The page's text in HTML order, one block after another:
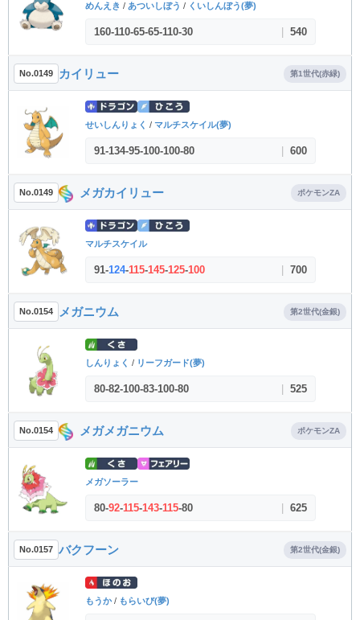
めんえき / あついしぼう / くいしんぼう(夢)
160-110-65-65-110-30 540
No.0149 カイリュー 第1世代(赤緑)
せいしんりょく / マルチスケイル(夢)
91-134-95-100-100-80 600
No.0149 メガカイリュー ポケモンZA
マルチスケイル
91-124-115-145-125-100 700
No.0154 メガニウム 第2世代(金銀)
しんりょく / リーフガード(夢)
80-82-100-83-100-80 525
No.0154 メガメガニウム ポケモンZA
メガソーラー
80-92-115-143-115-80 625
No.0157 バクフーン 第2世代(金銀)
もうか/ もらいび(夢)